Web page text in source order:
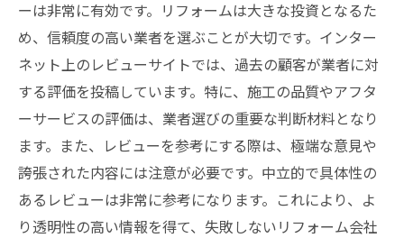
失敗事例に見る注意すべき点とその対策
アウトリーチの成果を最大化するための工
夫
リフォームの現場から得たアウトリーチ戦略の
実践例
現場での実践から学ぶアウトリーチの成功
具体的な戦略事例に見るリフォームのコツ
ーは非常に有効です。リフォームは大きな投資となるた
め、信頼度の高い業者を選ぶことが大切です。インター
ネット上のレビューサイトでは、過去の顧客が業者に対
する評価を投稿しています。特に、施工の品質やアフタ
ーサービスの評価は、業者選びの重要な判断材料となり
ます。また、レビューを参考にする際は、極端な意見や
誇張された内容には注意が必要です。中立的で具体性の
あるレビューは非常に参考になります。これにより、よ
り透明性の高い情報を得て、失敗しないリフォーム会社